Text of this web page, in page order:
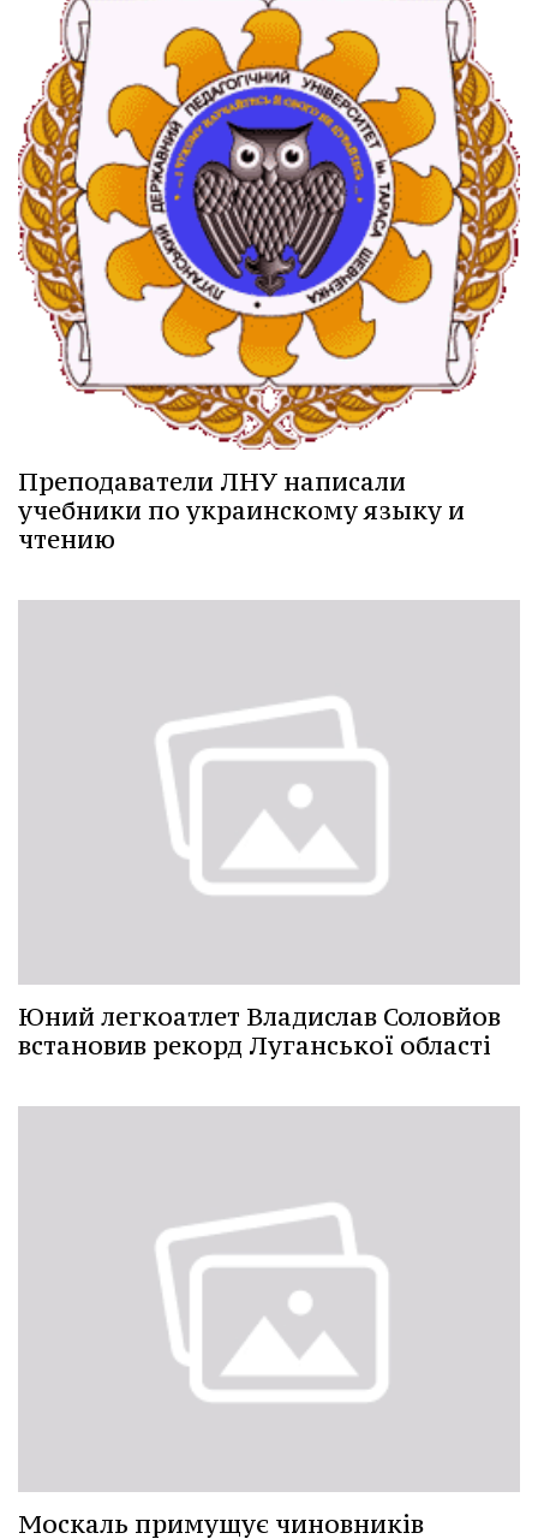
Преподаватели ЛНУ написали
учебники по украинскому языку и
чтению
Юний легкоатлет Владислав Соловйов
встановив рекорд Луганської області
Москаль примущує чиновників